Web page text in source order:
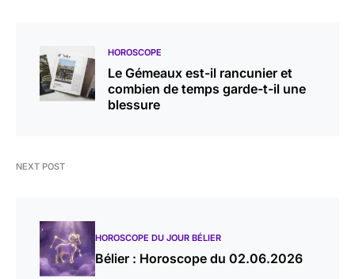
HOROSCOPE
Le Gémeaux est-il rancunier et
combien de temps garde-t-il une
blessure
NEXT POST
HOROSCOPE DU JOUR BÉLIER
Bélier : Horoscope du 02.06.2026